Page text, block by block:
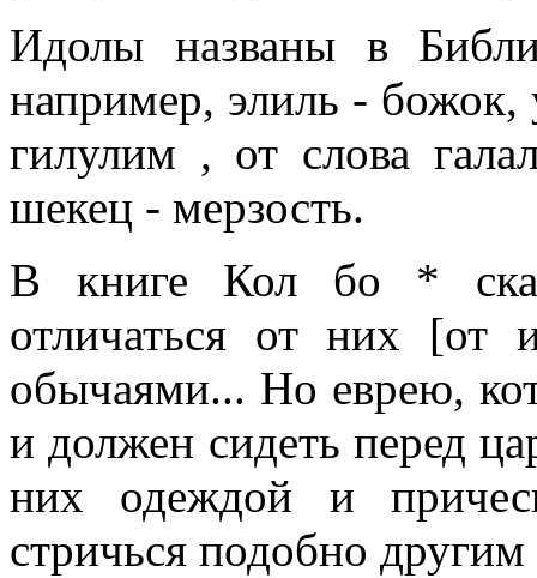
Идолы названы в
например, элиль -
гилулим , от слова
шекец - мерзость.
В книге Кол бо *
отличаться от них [от
обычаями... Но еврею,
и должен сидеть перед
них одеждой и
стричься подобно другим